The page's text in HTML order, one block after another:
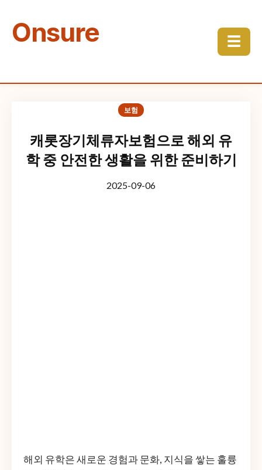
Onsure ☰
보험
캐롯장기체류자보험으로 해외 유
학 중 안전한 생활을 위한 준비하기
2025-09-06
해외 유학은 새로운 경험과 문화, 지식을 쌓는 훌륭